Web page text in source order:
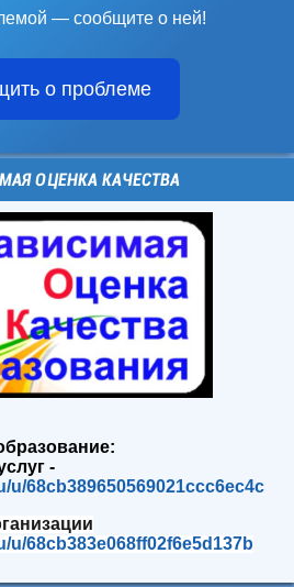
— сообщите о ней!
о проблеме
ОЦЕНКА КАЧЕСТВА
-
u/68cb389650569021ccc6ec4c
u/68cb383e068ff02f6e5d137b